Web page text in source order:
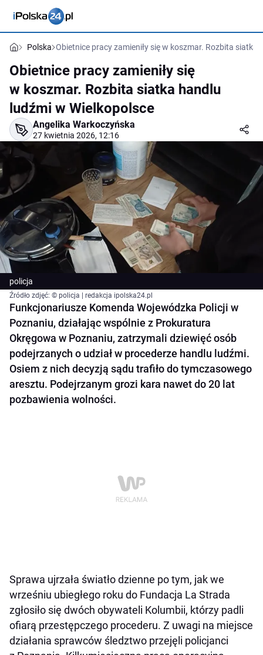
Polska Obietnice pracy zamieniły się w koszmar. Rozbita siatka
Obietnice pracy zamieniły się
w koszmar. Rozbita siatka handlu
ludźmi w Wielkopolsce
Angelika Warkoczyńska
27 kwietnia 2026, 12:16
policja
Źródło zdjęć: © policja | redakcja ipolska24.pl
Funkcjonariusze Komenda Wojewódzka Policji w
Poznaniu, działając wspólnie z Prokuratura
Okręgowa w Poznaniu, zatrzymali dziewięć osób
podejrzanych o udział w procederze handlu ludźmi.
Osiem z nich decyzją sądu trafiło do tymczasowego
aresztu. Podejrzanym grozi kara nawet do 20 lat
pozbawienia wolności.
Sprawa ujrzała światło dzienne po tym, jak we
wrześniu ubiegłego roku do Fundacja La Strada
zgłosiło się dwóch obywateli Kolumbii, którzy padli
ofiarą przestępczego procederu. Z uwagi na miejsce
działania sprawców śledztwo przejęli policjanci